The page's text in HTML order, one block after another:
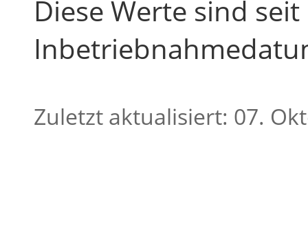
Diese Werte sind
Zuletzt aktualisiert: 07.